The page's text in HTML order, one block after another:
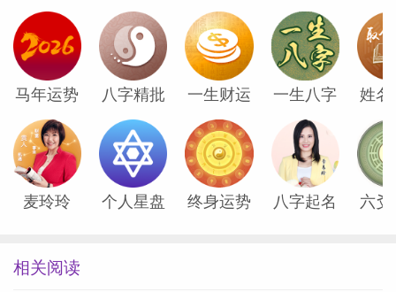
马年运势 八字精批 一生财运 一生八字 姓名
麦玲玲 个人星盘 终身运势 八字起名 六爻
相关阅读